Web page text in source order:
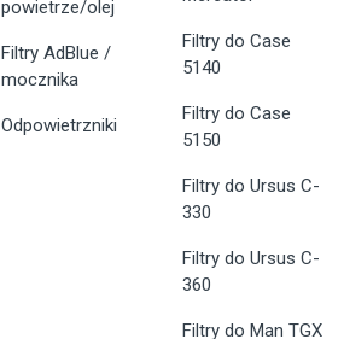
powietrze/olej
Filtry AdBlue /
mocznika
Odpowietrzniki
Filtry do Case
5140
Filtry do Case
5150
Filtry do Ursus C-
330
Filtry do Ursus C-
360
Filtry do Man TGX